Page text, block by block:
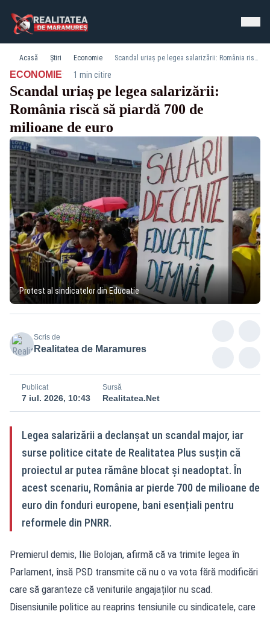
Acasă Știri Economie Scandal uriaș pe legea salarizării: România riscă să piardă 700 de milioane de euro
ECONOMIE· 1 min citire
Scandal uriaș pe legea salarizării:
România riscă să piardă 700 de
milioane de euro
Protest al sindicatelor din Educatie
Scris de
Realitatea de Maramures
Publicat
7 iul. 2026, 10:43
Sursă
Realitatea.Net
Legea salarizării a declanșat un scandal major, iar
surse politice citate de Realitatea Plus susțin că
proiectul ar putea rămâne blocat și neadoptat. În
acest scenariu, România ar pierde 700 de milioane de
euro din fonduri europene, bani esențiali pentru
reformele din PNRR.
Premierul demis, Ilie Bolojan, afirmă că va trimite legea în
Parlament, însă PSD transmite că nu o va vota fără modificări
care să garanteze că veniturile angajaților nu scad.
Disensiunile politice au reaprins tensiunile cu sindicatele, care